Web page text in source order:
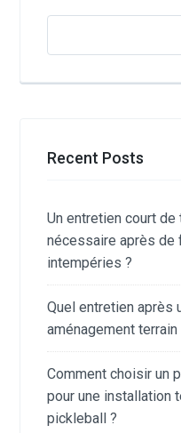
Recent Posts
Un entretien court
nécessaire après de
intempéries ?
Quel entretien après
aménagement
Comment choisir un
pour une installation
pickleball ?